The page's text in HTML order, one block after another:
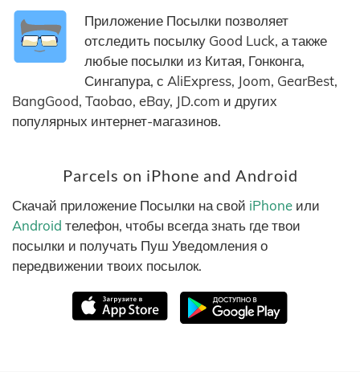
Приложение Посылки позволяет
отследить посылку Good Luck, а также
любые посылки из Китая, Гонконга,
Сингапура, с AliExpress, Joom, GearBest,
BangGood, Taobao, eBay, JD.com и других
популярных интернет-магазинов.
Parcels on iPhone and Android
Скачай приложение Посылки на свой iPhone или
Android телефон, чтобы всегда знать где твои
посылки и получать Пуш Уведомления о
передвижении твоих посылок.